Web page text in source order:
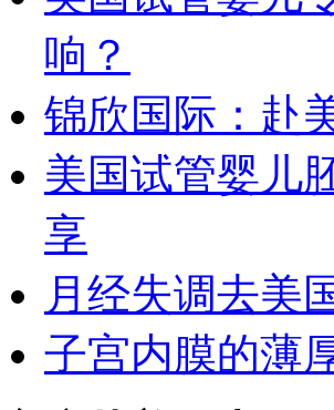
响？
锦欣国际：赴
美国试管婴儿
享
月经失调去美
子宫内膜的薄